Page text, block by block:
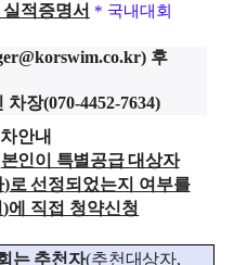
적증명서 * 국내대회
후
장(070-4452-7634)
안내
본인이 특별공급 대상자
)로 선정되었는지 여부를
)에 직접 청약신청
는 추천자(추천대상자,